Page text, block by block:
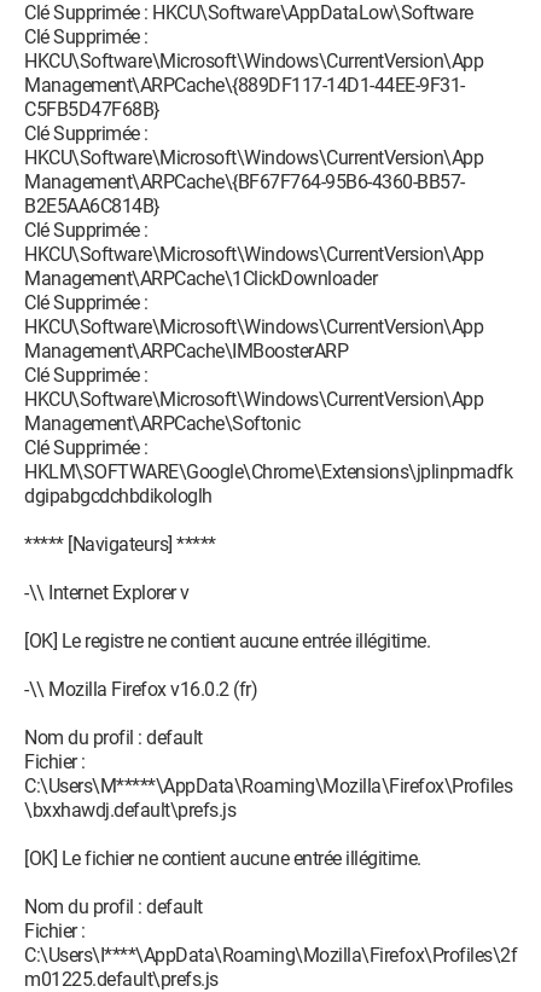
Clé Supprimée : HKCU\Software\AppDataLow\Software
Clé Supprimée :
HKCU\Software\Microsoft\Windows\CurrentVersion\App
Management\ARPCache\{889DF117-14D1-44EE-9F31-
C5FB5D47F68B}
Clé Supprimée :
HKCU\Software\Microsoft\Windows\CurrentVersion\App
Management\ARPCache\{BF67F764-95B6-4360-BB57-
B2E5AA6C814B}
Clé Supprimée :
HKCU\Software\Microsoft\Windows\CurrentVersion\App
Management\ARPCache\1ClickDownloader
Clé Supprimée :
HKCU\Software\Microsoft\Windows\CurrentVersion\App
Management\ARPCache\IMBoosterARP
Clé Supprimée :
HKCU\Software\Microsoft\Windows\CurrentVersion\App
Management\ARPCache\Softonic
Clé Supprimée :
HKLM\SOFTWARE\Google\Chrome\Extensions\jplinpmadfk
dgipabgcdchbdikologlh
***** [Navigateurs] *****
-\\ Internet Explorer v
[OK] Le registre ne contient aucune entrée illégitime.
-\\ Mozilla Firefox v16.0.2 (fr)
Nom du profil : default
Fichier :
C:\Users\M*****\AppData\Roaming\Mozilla\Firefox\Profiles
\bxxhawdj.default\prefs.js
[OK] Le fichier ne contient aucune entrée illégitime.
Nom du profil : default
Fichier :
C:\Users\I****\AppData\Roaming\Mozilla\Firefox\Profiles\2f
m01225.default\prefs.js